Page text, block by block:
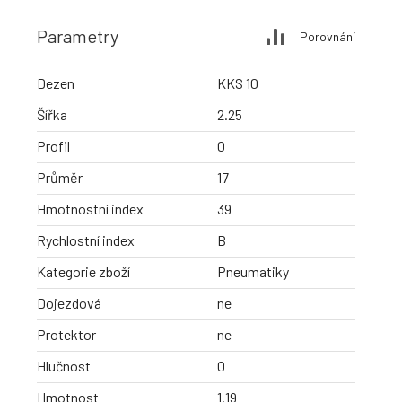
Parametry Porovnání
Dezen
KKS 10
Šířka
2.25
Profil
0
Průměr
17
Hmotnostní index
39
Rychlostní index
B
Kategorie zboží
Pneumatiky
Dojezdová
ne
Protektor
ne
Hlučnost
0
Hmotnost
1.19